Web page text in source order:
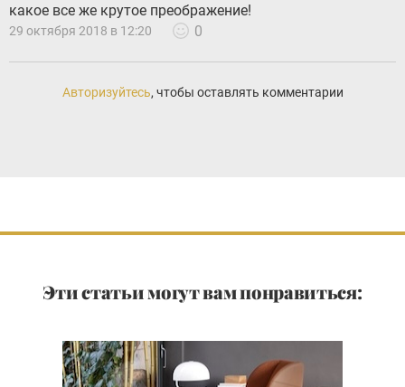
какое все же крутое преображение!
29 октября 2018 в 12:20 0
Авторизуйтесь, чтобы оставлять комментарии
Эти статьи могут вам понравиться: